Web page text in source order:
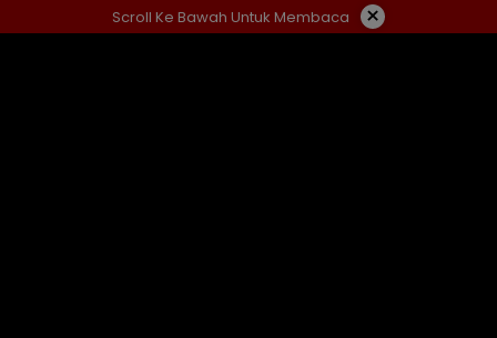
ke
Scroll Ke Bawah Untuk Membaca ×